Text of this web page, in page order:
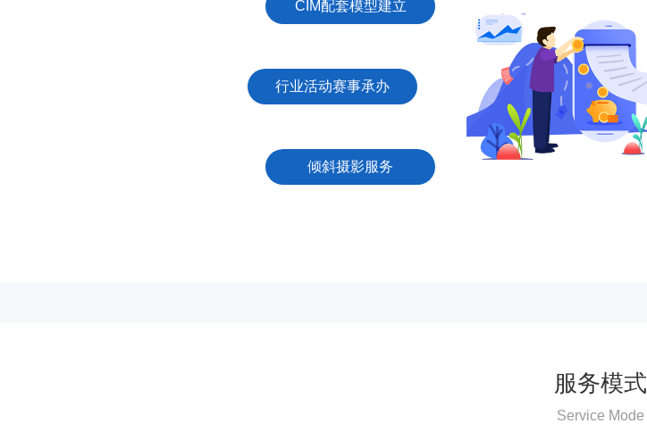
CIM配套模型建立
行业活动赛事承办
倾斜摄影服务
服务模式
Service Mode